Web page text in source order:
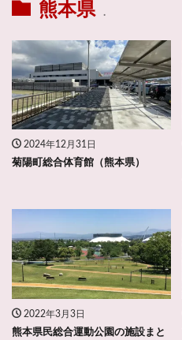
熊本県 .
2024年12月31日
菊陽町総合体育館（熊本県）
2022年3月3日
熊本県民総合運動公園の施設まと